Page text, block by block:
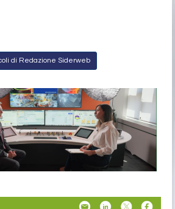
di Redazione Siderweb